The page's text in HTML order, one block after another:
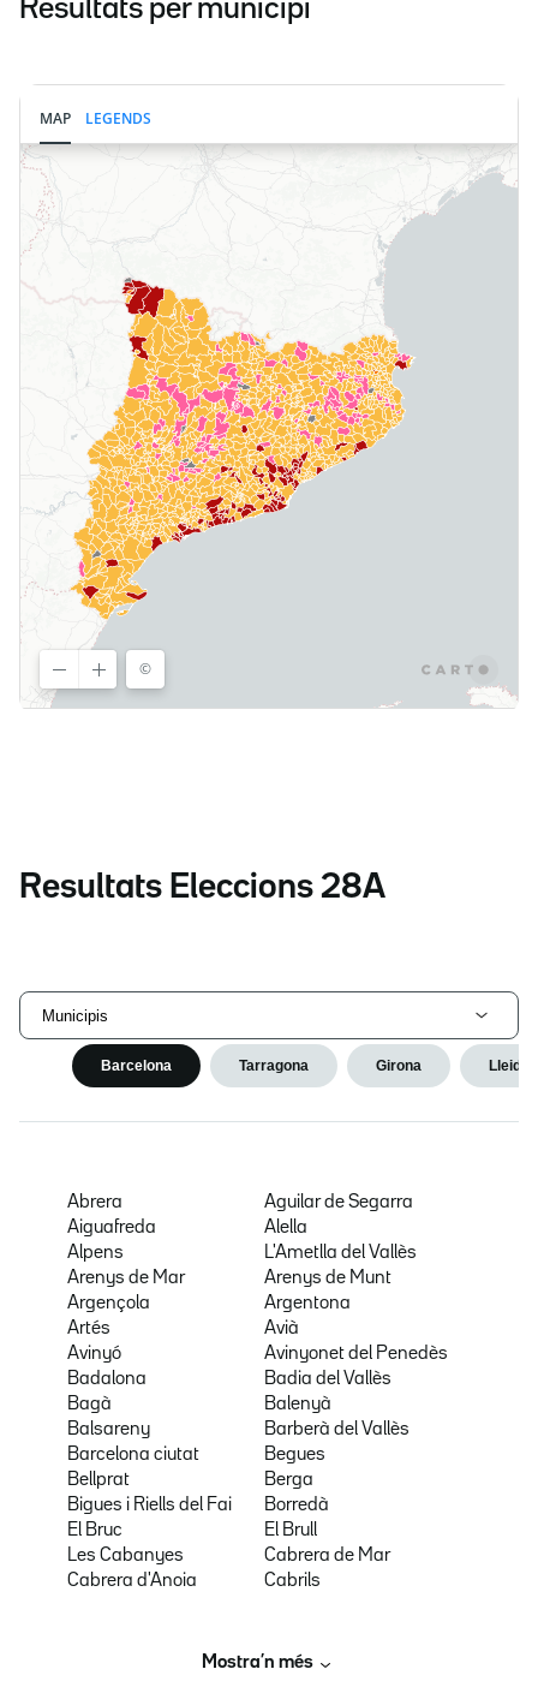
Resultats per municipi
Resultats Eleccions 28A
Municipis
Barcelona Tarragona Girona Lleida
Abrera
Aguilar de Segarra
Aiguafreda
Alella
Alpens
L'Ametlla del Vallès
Arenys de Mar
Arenys de Munt
Argençola
Argentona
Artés
Avià
Avinyó
Avinyonet del Penedès
Badalona
Badia del Vallès
Bagà
Balenyà
Balsareny
Barberà del Vallès
Barcelona ciutat
Begues
Bellprat
Berga
Bigues i Riells del Fai
Borredà
El Bruc
El Brull
Les Cabanyes
Cabrera de Mar
Cabrera d'Anoia
Cabrils
Mostra’n més